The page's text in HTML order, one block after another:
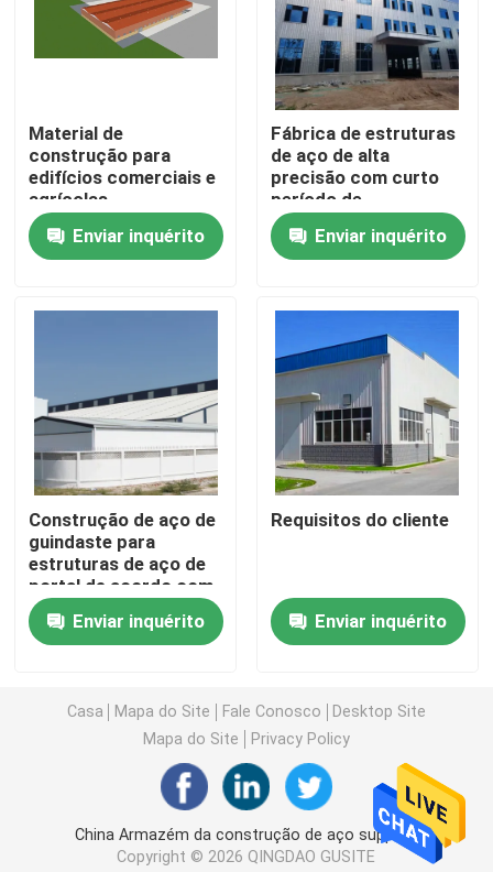
Excursão da fábrica
Peça umas citações
Armazém da construção de aço
Construção de aço de pouco peso
Construção de aço pré-fabricada
Shopping da construção de aço
Exploração agrícola da construção de aço
Casa de porco da construção de aço
Construção de armação de aço comercial
Estádio da construção de aço
Material de
construção para
edifícios comerciais e
agrícolas
Enviar inquérito
Fábrica de estruturas
de aço de alta
precisão com curto
período de
construção
Enviar inquérito
Construção de aço de
guindaste para
estruturas de aço de
portal de acordo com
os requisitos do
clienteEnviar inquérito
Requisitos do cliente
Enviar inquérito
Casa Mapa do Site Fale Conosco
Desktop Site
Mapa do Site
Privacy Policy
China Armazém da construção de aço supplier.
Copyright © 2026 QINGDAO GUSITE